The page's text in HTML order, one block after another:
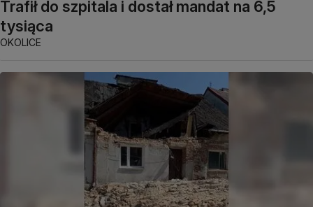
Trafił do szpitala i dostał mandat na 6,5
tysiąca
OKOLICE